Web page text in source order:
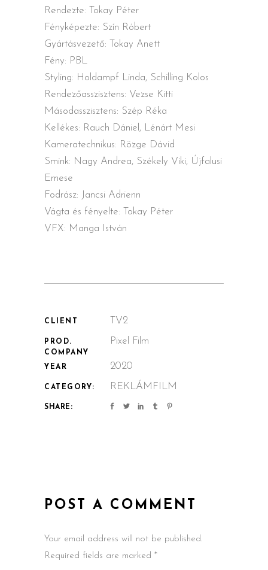
Rendezte: Tokay Péter
Fényképezte: Szín Róbert
Gyártásvezető: Tokay Anett
Fény: PBL
Styling: Holdampf Linda, Schilling Kolos
Rendezőasszisztens: Vezse Kitti
Másodasszisztens: Szép Réka
Kellékes: Rauch Dániel, Lénárt Mesi
Kameratechnikus: Rözge Dávid
Smink: Nagy Andrea, Székely Viki, Újfalusi
Emese
Fodrász: Jancsi Adrienn
Vágta és fényelte: Tokay Péter
VFX: Manga István
CLIENT TV2
PROD.
COMPANY
Pixel Film
YEAR 2020
CATEGORY: REKLÁMFILM
SHARE:
POST A COMMENT
Your email address will not be published.
Required fields are marked *